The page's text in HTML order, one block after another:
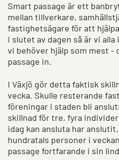
Smart passage är ett
mellan tillverkare,
fastighetsägare för att
i slutet av dagen så är vi
vi behöver hjälp som mest -
passage in.
I Växjö gör detta faktisk
vecka. Skulle resterande
föreningar i staden bli
skillnad för tre, fyra
idag kan ansluta har
hundratals personer i
passage fortfarande i sin